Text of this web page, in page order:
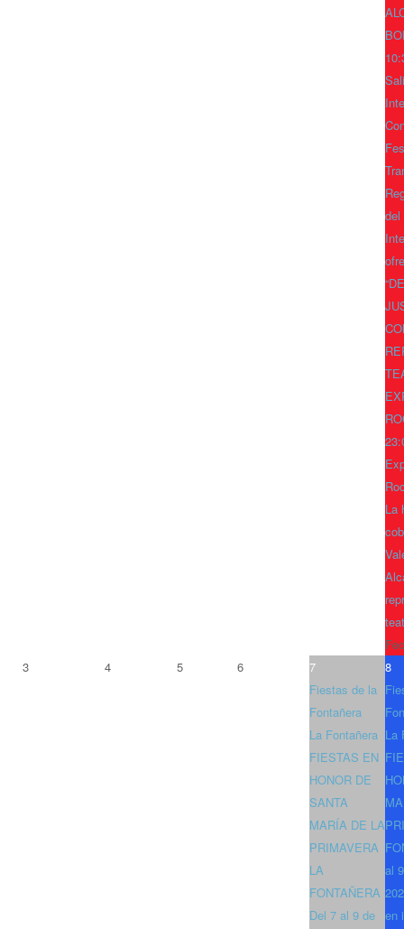
del
La
3
4 5 6
7
Fiestas de la
Fontañera
La Fontañera
FIESTAS EN
HONOR DE
SANTA
MARÍA DE LA
PRIMAVERA
LA
FONTAÑERA
Del 7 al 9 de
8
La
al
en